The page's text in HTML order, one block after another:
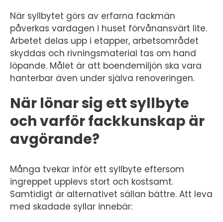
När syllbytet görs av erfarna fackmän
påverkas vardagen i huset förvånansvärt lite.
Arbetet delas upp i etapper, arbetsområdet
skyddas och rivningsmaterial tas om hand
löpande. Målet är att boendemiljön ska vara
hanterbar även under själva renoveringen.
När lönar sig ett syllbyte
och varför fackkunskap är
avgörande?
Många tvekar inför ett syllbyte eftersom
ingreppet upplevs stort och kostsamt.
Samtidigt är alternativet sällan bättre. Att leva
med skadade syllar innebär: